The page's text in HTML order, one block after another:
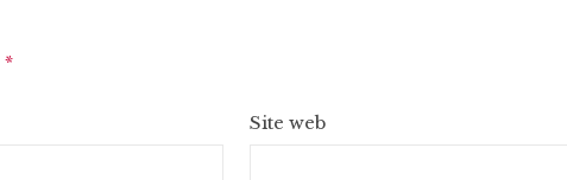
*
Site web